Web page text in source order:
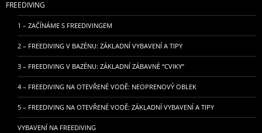
FREEDIVING
1 – ZAČÍNÁME S FREEDIVINGEM
2 – FREEDIVING V BAZÉNU: ZÁKLADNÍ VYBAVENÍ A TIPY
3 – FREEDIVING V BAZÉNU: ZÁKLADNÍ ZÁBAVNÉ “CVIKY”
4 – FREEDIVING NA OTEVŘENÉ VODĚ: NEOPRENOVÝ OBLEK
5 – FREEDIVING NA OTEVŘENÉ VODĚ: ZÁKLADNÍ VYBAVENÍ A TIPY
VYBAVENÍ NA FREEDIVING